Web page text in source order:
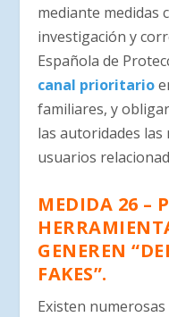
mediante medidas
investigación y
Española de
canal prioritario
familiares, y
las autoridades las
usuarios
MEDIDA 26 –
GENEREN
FAKES”.
Existen